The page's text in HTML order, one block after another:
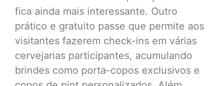
fica ainda mais interessante. Outro
prático e gratuito passe que permite aos
visitantes fazerem check-ins em várias
cervejarias participantes, acumulando
brindes como porta-copos exclusivos e